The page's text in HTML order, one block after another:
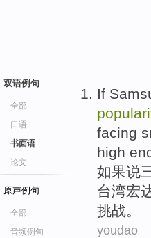
双语例句
全部
口语
书面语
论文
原声例句
全部
音频例句
If
facing
high
如果说
台湾宏
挑战。
youdao